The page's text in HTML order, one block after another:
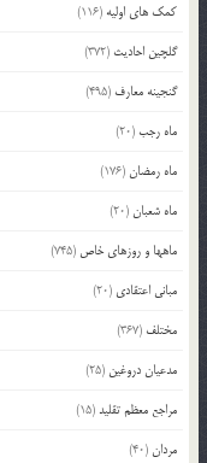
کمک های اولیه (116)
گلچین احادیث (372)
گنجینه معارف (495)
ماه رجب(20)
ماه رمضان(176)
ماه شعبان(20)
ماهها و روزهای خاص (745)
مبانی اعتقادی (20)
مختلف (367)
مدعیان دروغین (25)
مراجع معظم تقلید(15)
مردان(40)